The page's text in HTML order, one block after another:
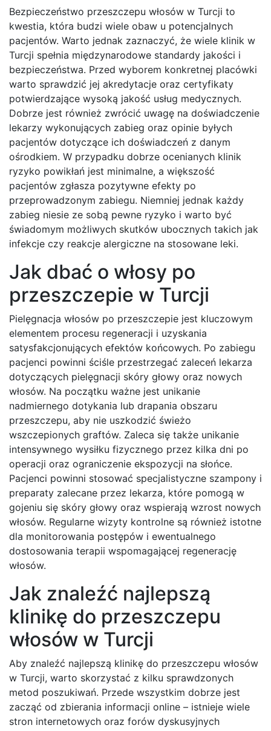
Bezpieczeństwo przeszczepu włosów w Turcji to
kwestia, która budzi wiele obaw u potencjalnych
pacjentów. Warto jednak zaznaczyć, że wiele klinik w
Turcji spełnia międzynarodowe standardy jakości i
bezpieczeństwa. Przed wyborem konkretnej placówki
warto sprawdzić jej akredytacje oraz certyfikaty
potwierdzające wysoką jakość usług medycznych.
Dobrze jest również zwrócić uwagę na doświadczenie
lekarzy wykonujących zabieg oraz opinie byłych
pacjentów dotyczące ich doświadczeń z danym
ośrodkiem. W przypadku dobrze ocenianych klinik
ryzyko powikłań jest minimalne, a większość
pacjentów zgłasza pozytywne efekty po
przeprowadzonym zabiegu. Niemniej jednak każdy
zabieg niesie ze sobą pewne ryzyko i warto być
świadomym możliwych skutków ubocznych takich jak
infekcje czy reakcje alergiczne na stosowane leki.
Jak dbać o włosy po
przeszczepie w Turcji
Pielęgnacja włosów po przeszczepie jest kluczowym
elementem procesu regeneracji i uzyskania
satysfakcjonujących efektów końcowych. Po zabiegu
pacjenci powinni ściśle przestrzegać zaleceń lekarza
dotyczących pielęgnacji skóry głowy oraz nowych
włosów. Na początku ważne jest unikanie
nadmiernego dotykania lub drapania obszaru
przeszczepu, aby nie uszkodzić świeżo
wszczepionych graftów. Zaleca się także unikanie
intensywnego wysiłku fizycznego przez kilka dni po
operacji oraz ograniczenie ekspozycji na słońce.
Pacjenci powinni stosować specjalistyczne szampony i
preparaty zalecane przez lekarza, które pomogą w
gojeniu się skóry głowy oraz wspierają wzrost nowych
włosów. Regularne wizyty kontrolne są również istotne
dla monitorowania postępów i ewentualnego
dostosowania terapii wspomagającej regenerację
włosów.
Jak znaleźć najlepszą
klinikę do przeszczepu
włosów w Turcji
Aby znaleźć najlepszą klinikę do przeszczepu włosów
w Turcji, warto skorzystać z kilku sprawdzonych
metod poszukiwań. Przede wszystkim dobrze jest
zacząć od zbierania informacji online – istnieje wiele
stron internetowych oraz forów dyskusyjnych